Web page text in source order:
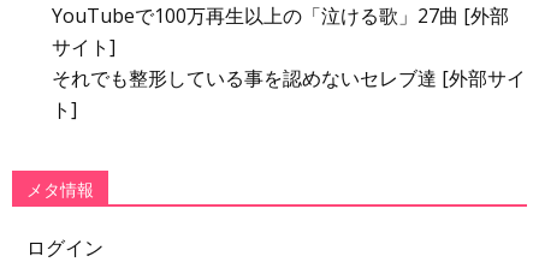
YouTubeで100万再生以上の「泣ける歌」27曲 [外部
サイト]
それでも整形している事を認めないセレブ達 [外部サイ
ト]
メタ情報
ログイン